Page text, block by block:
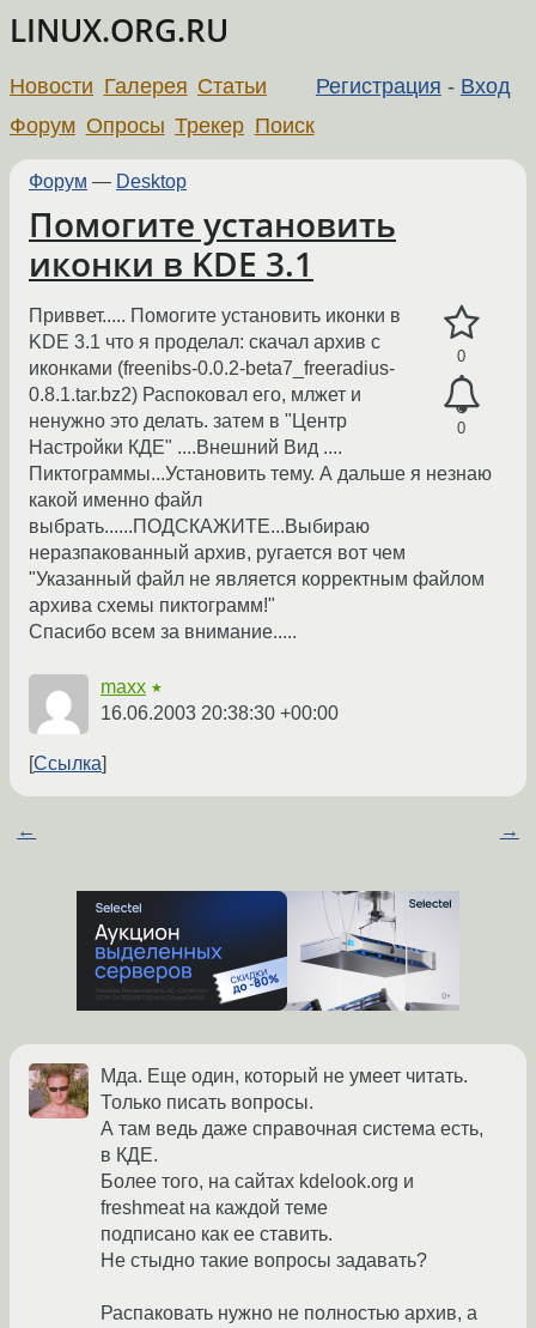
LINUX.ORG.RU
Регистрация - Вход
Новости Галерея Статьи
Форум Опросы Трекер Поиск
Форум — Desktop
Помогите установить
иконки в KDE 3.1
0
0
Приввет..... Помогите установить иконки в
KDE 3.1 что я проделал: скачал архив с
иконками (freenibs-0.0.2-beta7_freeradius-
0.8.1.tar.bz2) Распоковал его, млжет и
ненужно это делать. затем в "Центр
Настройки КДЕ" ....Внешний Вид ....
Пиктограммы...Установить тему. А дальше я незнаю
какой именно файл
выбрать......ПОДСКАЖИТЕ...Выбираю
неразпакованный архив, ругается вот чем
"Указанный файл не является корректным файлом
архива схемы пиктограмм!"
Спасибо всем за внимание.....
maxx ★
16.06.2003 20:38:30 +00:00
Ссылка
← →
Мда. Еще один, который не умеет читать.
Только писать вопросы.
А там ведь даже справочная система есть,
в КДЕ.
Более того, на сайтах kdelook.org и
freshmeat на каждой теме
подписано как ее ставить.
Не стыдно такие вопросы задавать?
Распаковать нужно не полностью архив, а